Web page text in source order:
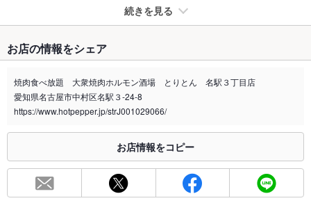
続きを見る
禁煙・喫煙 全席喫煙可
喫煙専用室 なし
※2020年4月1日～受動喫煙対策に関する法律が施行されています。正しい情報はお店へお問い
総席数 40席(全40席 )
45人(全36席 )
お店の情報をシェア
焼肉食べ放題 大衆焼肉ホルモン酒場 とりとん 名駅３丁目店
愛知県名古屋市中村区名駅３-24-8
https://www.hotpepper.jp/strJ001029066/
お店情報をコピー